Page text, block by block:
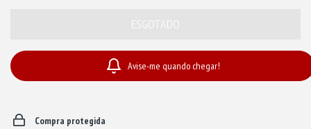
Avise-me quando chegar!
Compra protegida